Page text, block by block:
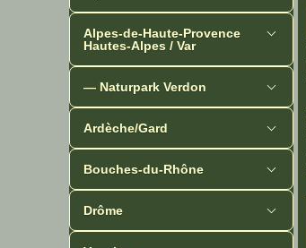
Alpes-de-Haute-Provence
Hautes-Alpes / Var
— Naturpark Verdon
Ardèche/Gard
Bouches-du-Rhône
Drôme